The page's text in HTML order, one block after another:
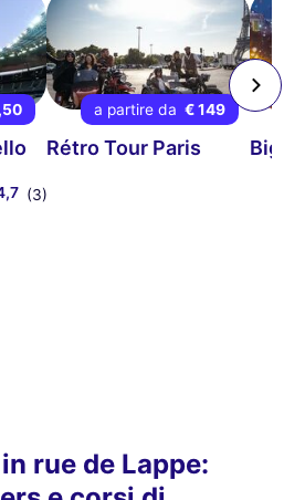
(3)
a partire da € 149
Rétro Tour Paris Big
rue de Lappe: